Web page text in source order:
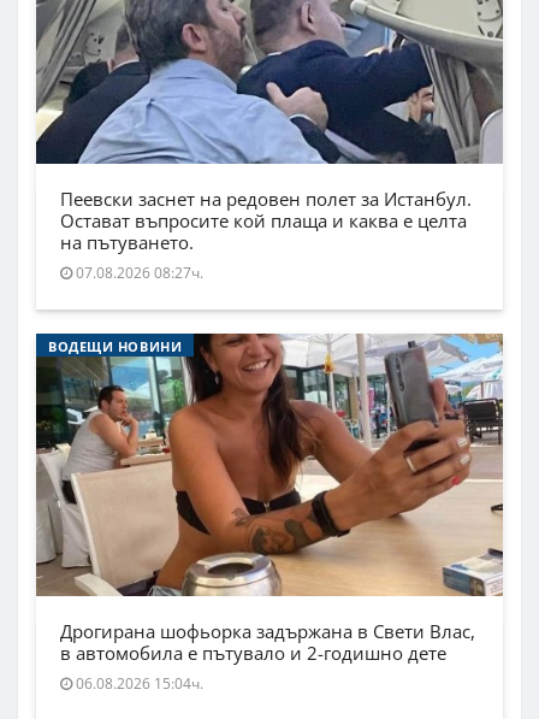
Пеевски заснет на редовен полет за Истанбул.
Остават въпросите кой плаща и каква е целта
на пътуването.
07.08.2026 08:27ч.
ВОДЕЩИ НОВИНИ
Дрогирана шофьорка задържана в Свети Влас,
в автомобила е пътувало и 2-годишно дете
06.08.2026 15:04ч.